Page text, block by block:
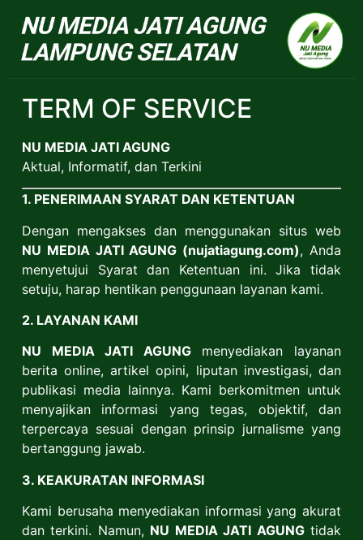
NU
TERM OF SERVICE
NU MEDIA JATI AGUNG
Aktual, Informatif, dan Terkini
1. PENERIMAAN SYARAT DAN KETENTUAN
Dengan mengakses dan menggunakan situs web
NU MEDIA JATI AGUNG (nujatiagung.com), Anda
menyetujui Syarat dan Ketentuan ini. Jika tidak
setuju, harap hentikan penggunaan layanan kami.
2. LAYANAN KAMI
NU MEDIA JATI AGUNGmenyediakan layanan
berita online, artikel opini, liputan investigasi, dan
publikasi media lainnya. Kami berkomitmen untuk
menyajikan informasi yang tegas, objektif, dan
terpercaya sesuai dengan prinsip jurnalisme yang
bertanggung jawab.
3. KEAKURATAN INFORMASI
Kami berusaha menyediakan informasi yang akurat
dan terkini. Namun, NU MEDIA JATI AGUNGtidak